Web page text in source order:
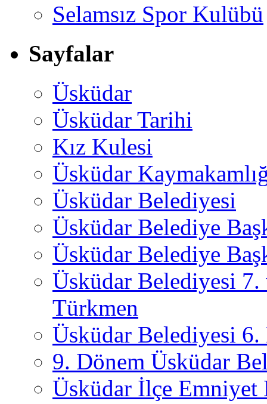
Selamsız Spor Kulübü
Sayfalar
Üsküdar
Üsküdar Tarihi
Kız Kulesi
Üsküdar
Üsküdar Belediyesi
Üsküdar Belediye
Üsküdar Belediye
Üsküdar Belediyesi
Türkmen
Üsküdar Belediyesi 6.
9. Dönem Üsküdar
Üsküdar İlçe